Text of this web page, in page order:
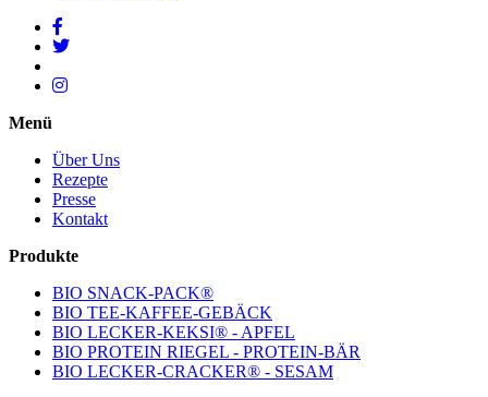
Menü
Über Uns
Rezepte
Presse
Kontakt
Produkte
BIO SNACK-PACK®
BIO TEE-KAFFEE-GEBÄCK
BIO LECKER-KEKSI® - APFEL
BIO PROTEIN RIEGEL - PROTEIN-BÄR
BIO LECKER-CRACKER® - SESAM